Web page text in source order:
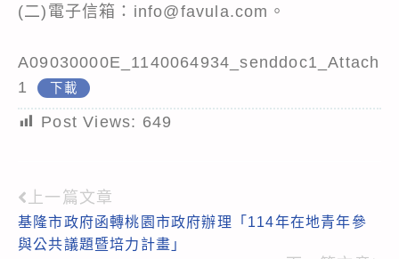
(二)電子信箱：info@favula.com。
A09030000E_1140064934_senddoc1_Attach
1
下載
Post Views: 649
Read
more
上一篇文章
基隆市政府函轉桃園市政府辦理「114年在地青年參
與公共議題暨培力計畫」